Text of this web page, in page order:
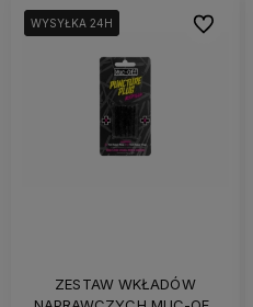
WYSYŁKA 24H
WYSYŁKA 24H
ZESTAW WKŁADÓW
Do